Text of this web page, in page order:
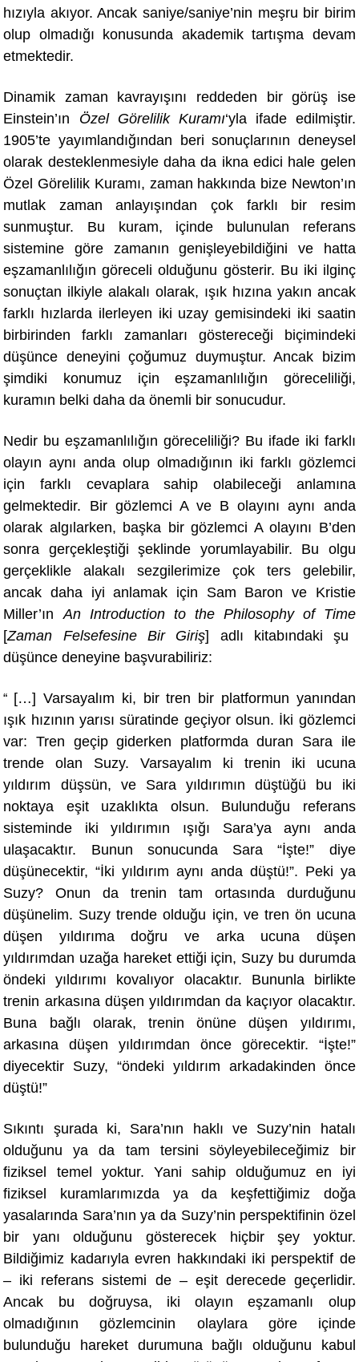
hızıyla akıyor. Ancak saniye/saniye’nin meşru bir birim
olup olmadığı konusunda akademik tartışma devam
etmektedir.
Dinamik zaman kavrayışını reddeden bir görüş ise
Einstein’ın Özel Görelilik Kuramı‘yla ifade edilmiştir.
1905’te yayımlandığından beri sonuçlarının deneysel
olarak desteklenmesiyle daha da ikna edici hale gelen
Özel Görelilik Kuramı, zaman hakkında bize Newton’ın
mutlak zaman anlayışından çok farklı bir resim
sunmuştur. Bu kuram, içinde bulunulan referans
sistemine göre zamanın genişleyebildiğini ve hatta
eşzamanlılığın göreceli olduğunu gösterir. Bu iki ilginç
sonuçtan ilkiyle alakalı olarak, ışık hızına yakın ancak
farklı hızlarda ilerleyen iki uzay gemisindeki iki saatin
birbirinden farklı zamanları göstereceği biçimindeki
düşünce deneyini çoğumuz duymuştur. Ancak bizim
şimdiki konumuz için eşzamanlılığın göreceliliği,
kuramın belki daha da önemli bir sonucudur.
Nedir bu eşzamanlılığın göreceliliği? Bu ifade iki farklı
olayın aynı anda olup olmadığının iki farklı gözlemci
için farklı cevaplara sahip olabileceği anlamına
gelmektedir. Bir gözlemci A ve B olayını aynı anda
olarak algılarken, başka bir gözlemci A olayını B’den
sonra gerçekleştiği şeklinde yorumlayabilir. Bu olgu
gerçeklikle alakalı sezgilerimize çok ters gelebilir,
ancak daha iyi anlamak için Sam Baron ve Kristie
Miller’ınAn Introduction to the Philosophy of Time
[Zaman Felsefesine Bir Giriş] adlı kitabındaki şu
düşünce deneyine başvurabiliriz:
“ […] Varsayalım ki, bir tren bir platformun yanından
ışık hızının yarısı süratinde geçiyor olsun. İki gözlemci
var: Tren geçip giderken platformda duran Sara ile
trende olan Suzy. Varsayalım ki trenin iki ucuna
yıldırım düşsün, ve Sara yıldırımın düştüğü bu iki
noktaya eşit uzaklıkta olsun. Bulunduğu referans
sisteminde iki yıldırımın ışığı Sara’ya aynı anda
ulaşacaktır. Bunun sonucunda Sara “İşte!” diye
düşünecektir, “İki yıldırım aynı anda düştü!”. Peki ya
Suzy? Onun da trenin tam ortasında durduğunu
düşünelim. Suzy trende olduğu için, ve tren ön ucuna
düşen yıldırıma doğru ve arka ucuna düşen
yıldırımdan uzağa hareket ettiği için, Suzy bu durumda
öndeki yıldırımı kovalıyor olacaktır. Bununla birlikte
trenin arkasına düşen yıldırımdan da kaçıyor olacaktır.
Buna bağlı olarak, trenin önüne düşen yıldırımı,
arkasına düşen yıldırımdan önce görecektir. “İşte!”
diyecektir Suzy, “öndeki yıldırım arkadakinden önce
düştü!”
Sıkıntı şurada ki, Sara’nın haklı ve Suzy’nin hatalı
olduğunu ya da tam tersini söyleyebileceğimiz bir
fiziksel temel yoktur. Yani sahip olduğumuz en iyi
fiziksel kuramlarımızda ya da keşfettiğimiz doğa
yasalarında Sara’nın ya da Suzy’nin perspektifinin özel
bir yanı olduğunu gösterecek hiçbir şey yoktur.
Bildiğimiz kadarıyla evren hakkındaki iki perspektif de
– iki referans sistemi de – eşit derecede geçerlidir.
Ancak bu doğruysa, iki olayın eşzamanlı olup
olmadığının gözlemcinin olaylara göre içinde
bulunduğu hareket durumuna bağlı olduğunu kabul